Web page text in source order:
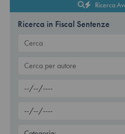
Ricerca
Ricerca in Fiscal Sentenze